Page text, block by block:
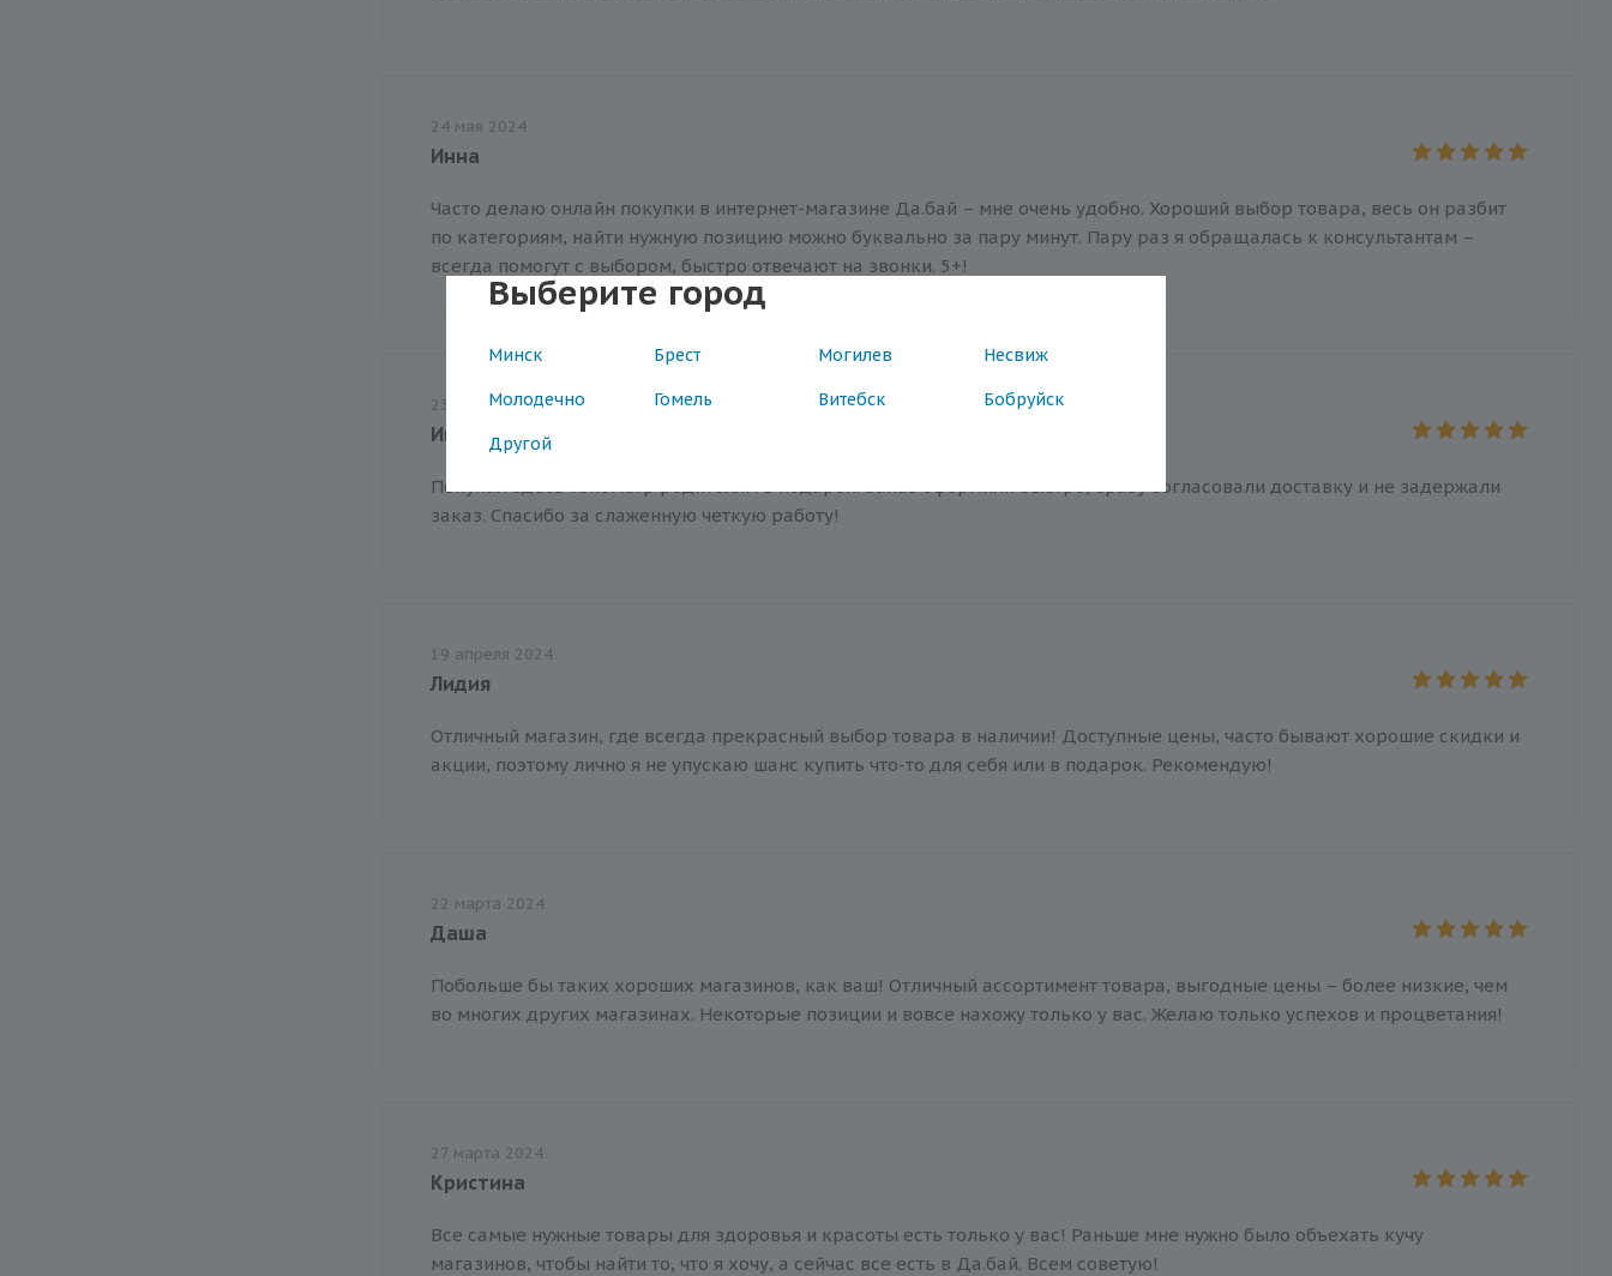
Выберите город
Минск Брест Могилев Несвиж
Молодечно Гомель Витебск Бобруйск
Другой
24 мая 2024
Инна
Часто делаю онлайн покупки в интернет-магазине Да.бай – мне очень удобно. Хороший выбор товара, весь он разбит
по категориям, найти нужную позицию можно буквально за пару минут. Пару раз я обращалась к консультантам –
всегда помогут с выбором, быстро отвечают на звонки. 5+!
23 апреля 2024
Иван
Покупал здесь тонометр родителям в подарок. Заказ оформили быстро, сразу согласовали доставку и не задержали
заказ. Спасибо за слаженную четкую работу!
19 апреля 2024
Лидия
Отличный магазин, где всегда прекрасный выбор товара в наличии! Доступные цены, часто бывают хорошие скидки и
акции, поэтому лично я не упускаю шанс купить что-то для себя или в подарок. Рекомендую!
22 марта 2024
Даша
Побольше бы таких хороших магазинов, как ваш! Отличный ассортимент товара, выгодные цены – более низкие, чем
во многих других магазинах. Некоторые позиции и вовсе нахожу только у вас. Желаю только успехов и процветания!
27 марта 2024
Кристина
Все самые нужные товары для здоровья и красоты есть только у вас! Раньше мне нужно было объехать кучу
магазинов, чтобы найти то, что я хочу, а сейчас все есть в Да.бай. Всем советую!